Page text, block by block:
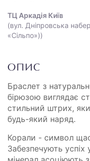
ТЦ Аркадія Київ
(вул. Дніпровська
«Сільпо»))
ОПИС
Браслет з
бірюзою виглядає
стильний штрих,
будь-який наряд.
Корали - символ
Забезпечують успіх